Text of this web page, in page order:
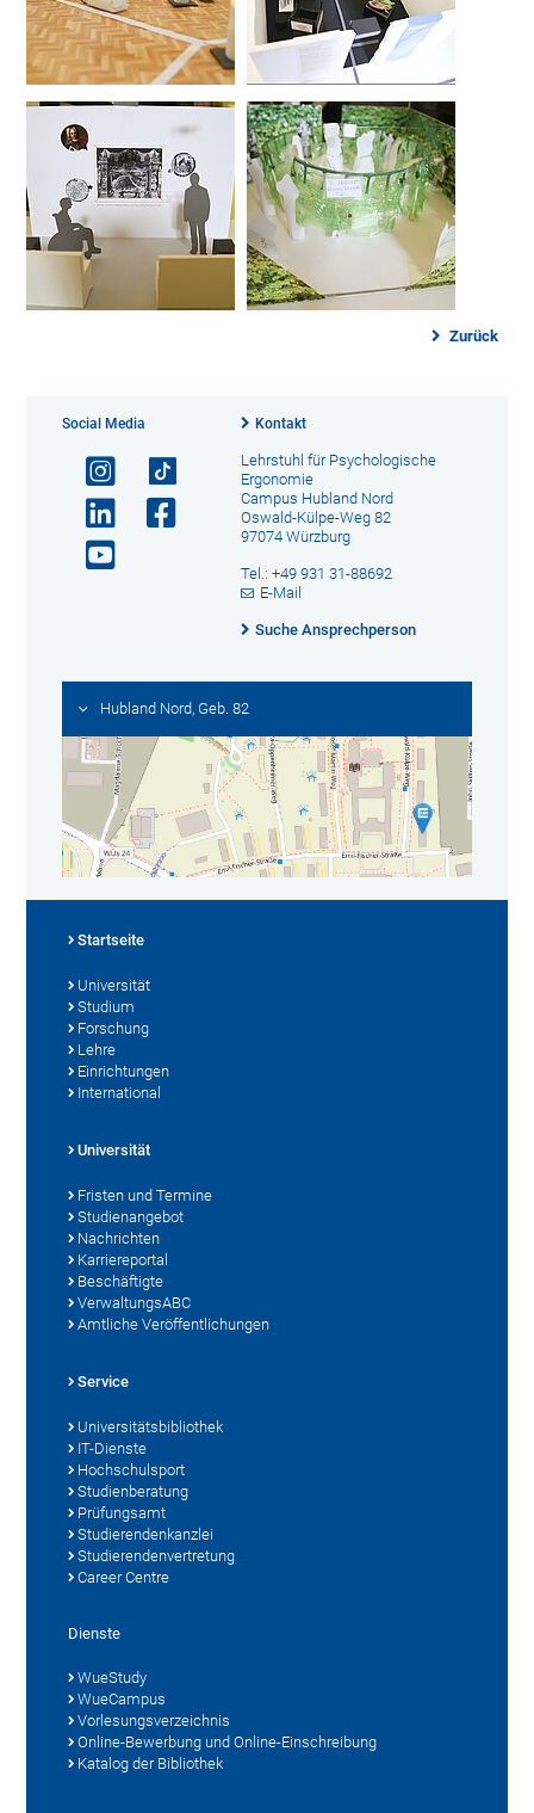
Zurück
Social Media Kontakt
Lehrstuhl für Psychologische
Ergonomie
Campus Hubland Nord
Oswald-Külpe-Weg 82
97074 Würzburg
Tel.: +49 931 31-88692
E-Mail
Suche Ansprechperson
Hubland Nord, Geb. 82
Startseite
Universität
Studium
Forschung
Lehre
Einrichtungen
International
Universität
Fristen und Termine
Studienangebot
Nachrichten
Karriereportal
Beschäftigte
VerwaltungsABC
Amtliche Veröffentlichungen
Service
Universitätsbibliothek
IT-Dienste
Hochschulsport
Studienberatung
Prüfungsamt
Studierendenkanzlei
Studierendenvertretung
Career Centre
Dienste
WueStudy
WueCampus
Vorlesungsverzeichnis
Online-Bewerbung und Online-Einschreibung
Katalog der Bibliothek